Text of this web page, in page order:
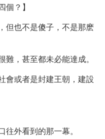
個？】
但也不是傻子，不是那麽
難，甚至都未必能達成。
會或者是封建王朝，建設
往外看到的那一幕。